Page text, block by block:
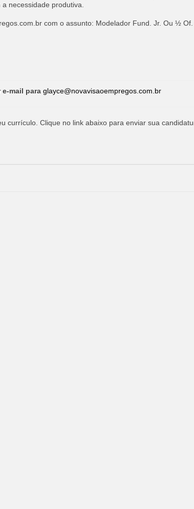
necessidade produtiva.
com o assunto: Modelador Fund. Jr. Ou ½ Of.
mail para glayce@novavisaoempregos.com.br
currículo. Clique no link abaixo para enviar sua